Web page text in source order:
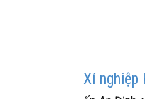
Xí nghiệp